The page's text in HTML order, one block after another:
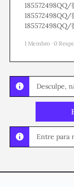
185572498QQ/
185572498QQ/
185572498QQ/
1 Membro · 0
Desculpe,
Entre para